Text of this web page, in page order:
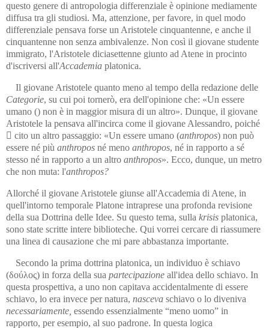
questo genere di antropologia differenziale è opinione mediamente
diffusa tra gli studiosi. Ma, attenzione, per favore, in quel modo
differenziale pensava forse un Aristotele cinquantenne, e anche il
cinquantenne non senza ambivalenze. Non così il giovane studente
immigrato, l'Aristotele diciasettenne giunto ad Atene in procinto
d'iscriversi all'Accademia platonica.
Il giovane Aristotele quanto meno al tempo della redazione delle
Categorie, su cui poi tornerò, era dell'opinione che: «Un essere
umano () non è in maggior misura di un altro». Dunque, il giovane
Aristotele la pensava all'incirca come il giovane Alessandro, poiché
 cito un altro passaggio: «Un essere umano (anthropos) non può
essere né più anthropos né meno anthropos, né in rapporto a sé
stesso né in rapporto a un altro anthropos». Ecco, dunque, un metro
che non muta: l'anthropos?
Allorché il giovane Aristotele giunse all'Accademia di Atene, in
quell'intorno temporale Platone intraprese una profonda revisione
della sua Dottrina delle Idee. Su questo tema, sulla krisis platonica,
sono state scritte intere biblioteche. Qui vorrei cercare di riassumere
una linea di causazione che mi pare abbastanza importante.
Secondo la prima dottrina platonica, un individuo è schiavo
(δούλος) in forza della sua partecipazione all'idea dello schiavo. In
questa prospettiva, a uno non capitava accidentalmente di essere
schiavo, lo era invece per natura, nasceva schiavo o lo diveniva
necessariamente, essendo essenzialmente “meno uomo” in
rapporto, per esempio, al suo padrone. In questa logica